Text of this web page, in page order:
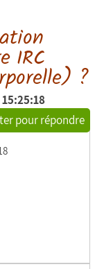
IRC
?
pour répondre